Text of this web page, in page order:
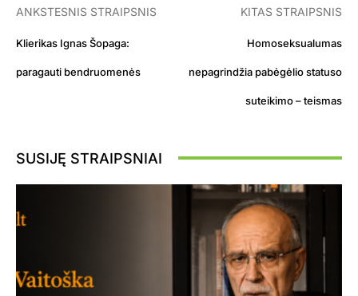
ANKSTESNIS STRAIPSNIS
Klierikas Ignas Šopaga:
paragauti bendruomenės
KITAS STRAIPSNIS
Homoseksualumas
nepagrindžia pabėgėlio statuso
suteikimo – teismas
SUSIJĘ STRAIPSNIAI